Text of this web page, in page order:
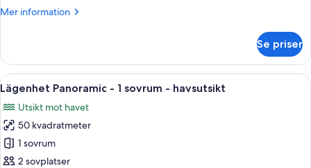
-Mer information
Mer
Panoramic
1
sovrum
-
mot
vattnet
Se priser
Öppna
alla
foton
för
Lägenhet
Panoramic
En balkong med ett bord dukat för
8
Lägenhet Panoramic - 1 sovrum - havsutsikt
Utsikt mot havet
50 kvadratmeter
1 sovrum
2 sovplatser